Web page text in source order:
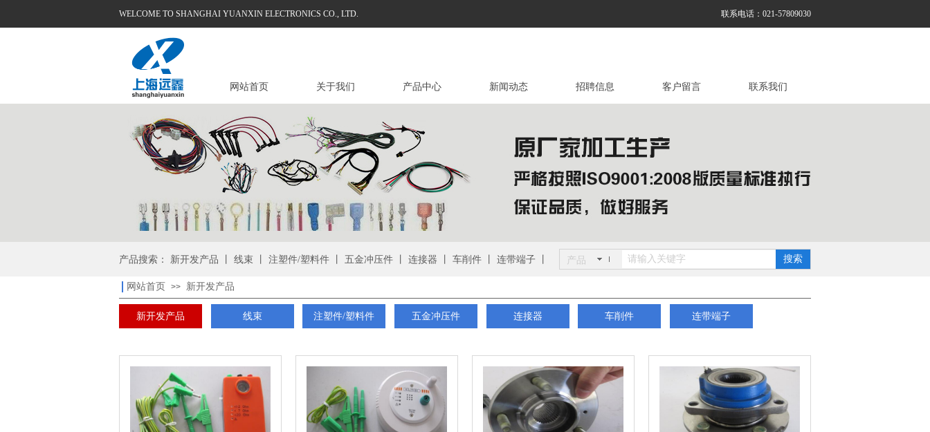
WELCOME TO SHANGHAI YUANXIN ELECTRONICS CO., LTD. 联系电话： 021-57809030
网站首页 关于我们 产品中心 新闻动态 招聘信息 客户留言 联系我们
产品搜索： 新开发产品 丨 线束 丨 注塑件/塑料件 丨 五金冲压件 丨 连接器 丨 车削件 丨 连带端子 丨 产品 搜索
网站首页 >> 新开发产品
新开发产品 连带端子
车削件
连接器
注塑件/塑料件 五金冲压件
线束